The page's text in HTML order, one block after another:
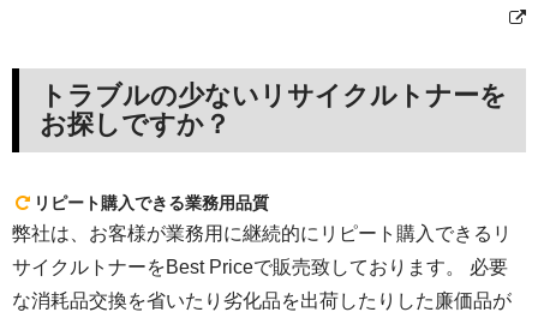
トラブルの少ないリサイクルトナーを
お探しですか？
リピート購入できる業務用品質
弊社は、お客様が業務用に継続的にリピート購入できるリ
サイクルトナーをBest Priceで販売致しております。 必要
な消耗品交換を省いたり劣化品を出荷したりした廉価品が